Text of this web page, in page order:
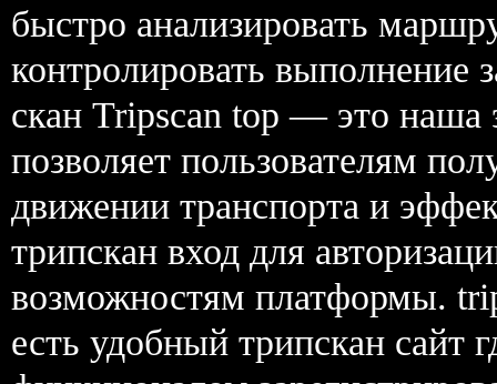
быстро анализировать
контролировать выполнение
скан Tripscan top — это наша
позволяет пользователям
движении транспорта и
трипскан вход для
возможностям платформы.
есть удобный трипскан сайт